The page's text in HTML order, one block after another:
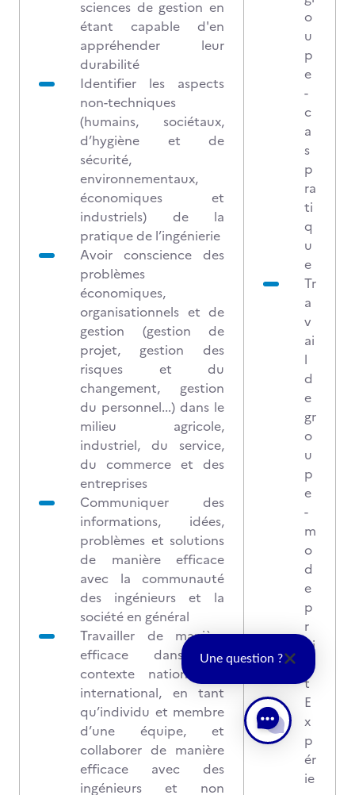
sciences de gestion en
étant capable d'en
appréhender leur
durabilité
Identifier les aspects
non-techniques
(humains, sociétaux,
d’hygiène et de
sécurité,
environnementaux,
économiques et
industriels) de la
pratique de l’ingénierie
Avoir conscience des
problèmes
économiques,
organisationnels et de
gestion (gestion de
projet, gestion des
risques et du
changement, gestion
du personnel...) dans le
milieu agricole,
industriel, du service,
du commerce et des
entreprises
Communiquer des
informations, idées,
problèmes et solutions
de manière efficace
avec la communauté
des ingénieurs et la
société en général
Travailler de manière
efficace dans un
contexte national et
international, en tant
qu’individu et membre
d’une équipe, et
collaborer de manière
efficace avec des
ingénieurs et non
o
u
p
e
-
c
a
s
p
ra
ti
q
u
e
Tr
a
v
ai
l
d
e
gr
o
u
p
e
-
m
o
d
e
p
r
oj
t
E
x
p
ér
ie
Une question ?